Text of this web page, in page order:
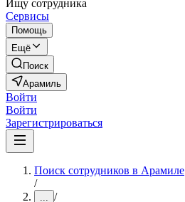
Ищу сотрудника
Сервисы
Помощь
Ещё
Поиск
Арамиль
Войти
Войти
Зарегистрироваться
Поиск сотрудников в Арамиле
/
... /